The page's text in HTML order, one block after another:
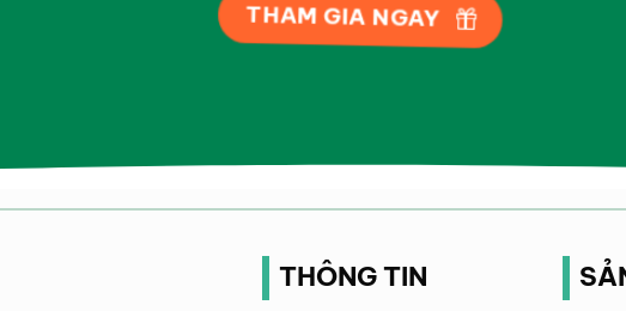
THAM GIA NGAY
THÔNG TIN